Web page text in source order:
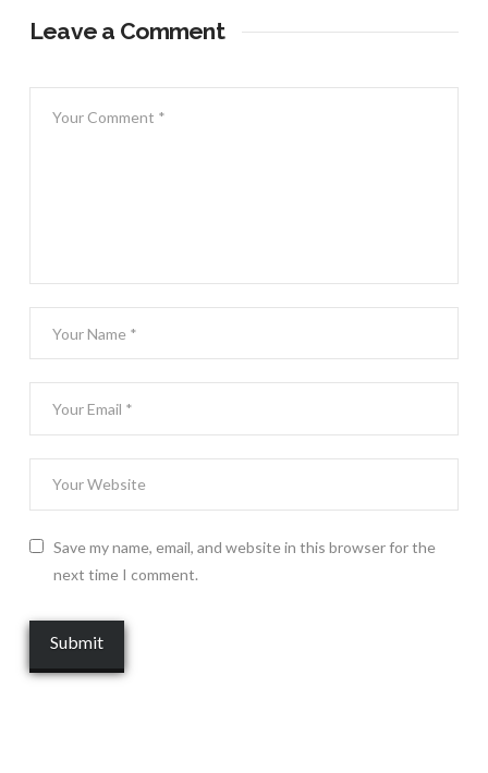
Leave a Comment
Save my name, email, and website in this browser for the
next time I comment.